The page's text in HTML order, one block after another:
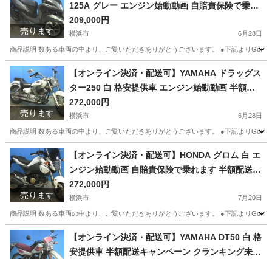
売ります
125A グレー エンジン始動動画 自賠責保険で乗れ
ます 半額配送キャンペーン 現状渡し諸経費￥0 横
浜 P-Yard 045-507-6300 ヤマハ発動機
209,000円
横浜市 6月28日
商品説明 数ある車両の中より、ご覧いただきありがとうございます。 ●下記より
神奈川 横浜市 ヤマハ トリシティ
売ります
【オンライン決済・配送可】YAMAHA ドラッグス
ター250 白 格安提供車 エンジン始動動画 半額配
送キャンペーン 期間限定 現状渡し諸経費￥0- 横
浜 P-Yard
272,000円
横浜市 6月28日
商品説明 数ある車両の中より、ご覧いただきありがとうございます。 ●下記より
神奈川 横浜市 ヤマハ ドラッグスター
売ります
【オンライン決済・配送可】HONDA グロム 白 エ
ンジン始動動画 自賠責保険で乗れます 半額配送キ
ャンペーン 期間限定 現状渡し諸経費￥0- 横浜 P-Y
ard
272,000円
横浜市 7月20日
商品説明 数ある車両の中より、ご覧いただきありがとうございます。 ●下記より
神奈川 横浜市 ホンダ グロム
【オンライン決済・配送可】YAMAHA DT50 白 格
安提供車 半額配送キャンペーン クランキング未確